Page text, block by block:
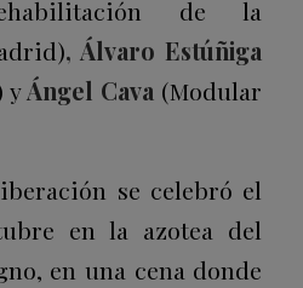
de la
, Álvaro Estúñiga
yÁngel Cava (Modular
se celebró el
en la azotea del
en una cena donde